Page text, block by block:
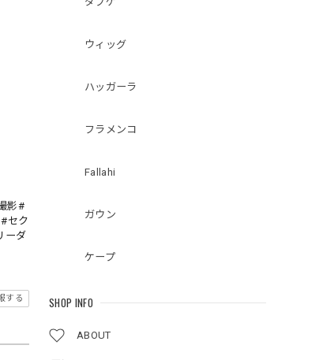
ウィッグ
ハッガーラ
フラメンコ
Fallahi
ガウン
ケープ
SHOP INFO
ABOUT
影#
セク
ーダ
する